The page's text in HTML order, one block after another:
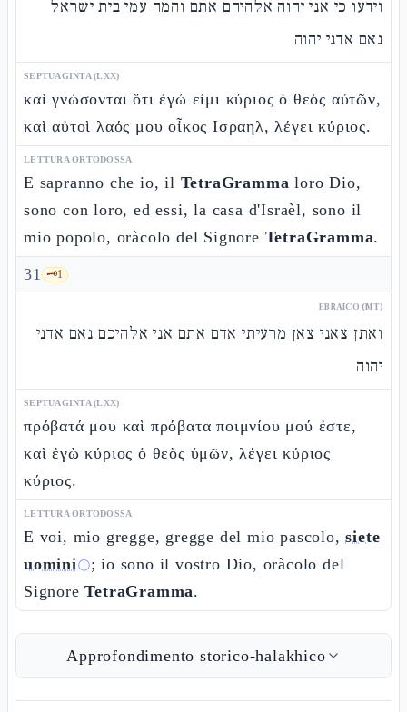
וידעו כי אני יהוה אלהיהם אתם והמה עמי בית ישראל
נאם אדני יהוה
SEPTUAGINTA (LXX)
καὶ γνώσονται ὅτι ἐγώ εἰμι κύριος ὁ θεὸς αὐτῶν,
καὶ αὐτοὶ λαός μου οἶκος Ισραηλ, λέγει κύριος.
LETTURA ORTODOSSA
E sapranno che io, il TetraGramma loro Dio,
sono con loro, ed essi, la casa d'Israèl, sono il
mio popolo, oràcolo del Signore TetraGramma.
31 🗝️1
EBRAICO (MT)
ואתן צאני צאן מרעיתי אדם אתם אני אלהיכם נאם אדני
יהוה
SEPTUAGINTA (LXX)
πρόβατά μου καὶ πρόβατα ποιμνίου μού ἐστε,
καὶ ἐγὼ κύριος ὁ θεὸς ὑμῶν, λέγει κύριος
κύριος.
LETTURA ORTODOSSA
E voi, mio gregge, gregge del mio pascolo,siete
uominiⓘ; io sono il vostro Dio, oràcolo del
SignoreTetraGramma.
Approfondimento storico-halakhico